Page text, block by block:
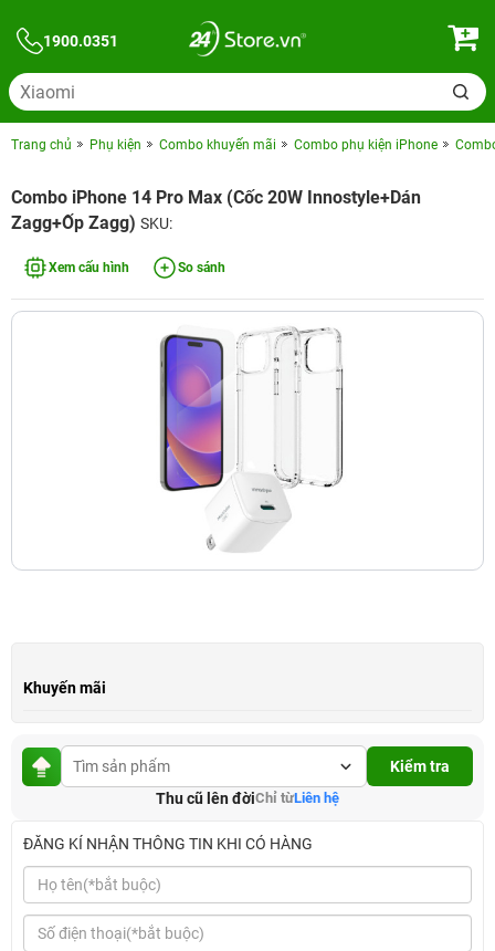
1900.0351
Trang chủ Phụ kiện Combo khuyến mãi Combo phụ kiện iPhone
Combo iPhone 14 Pro Max (Cốc 20W Innostyle+Dán
Zagg+Ốp Zagg) SKU:
Xem cấu hình So sánh
Khuyến mãi
Kiểm tra
Thu cũ lên đờiChỉ từLiên hệ
ĐĂNG KÍ NHẬN THÔNG TIN KHI CÓ HÀNG